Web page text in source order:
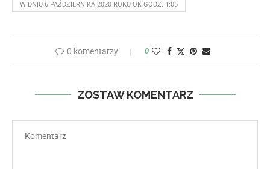
W DNIU 6 PAŹDZIERNIKA 2020 ROKU OK GODZ. 1:05
0 komentarzy 0
ZOSTAW KOMENTARZ